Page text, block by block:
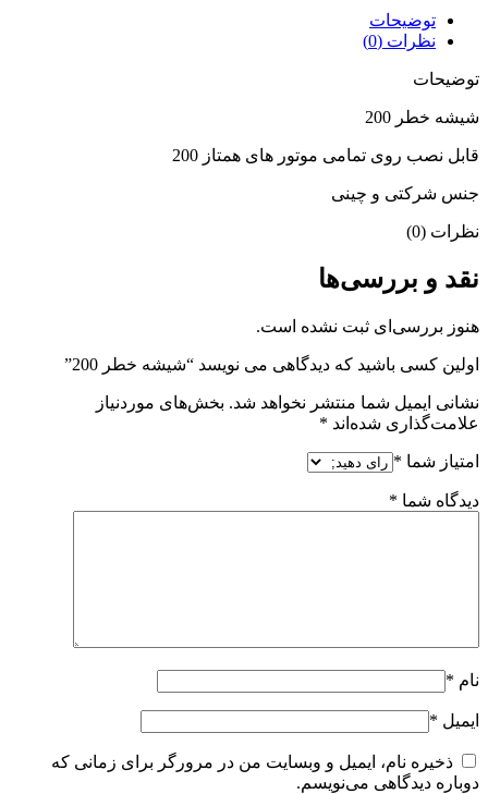
توضیحات
نظرات (0)
توضیحات
شیشه خطر 200
قابل نصب روی تمامی موتور های همتاز 200
جنس شرکتی و چینی
نظرات (0)
نقد و بررسی‌ها
هنوز بررسی‌ای ثبت نشده است.
اولین کسی باشید که دیدگاهی می نویسد “شیشه خطر 200”
نشانی ایمیل شما منتشر نخواهد شد. بخش‌های موردنیاز
علامت‌گذاری شده‌اند *
امتیاز شما *
دیدگاه شما *
نام *
ایمیل *
ذخیره نام، ایمیل و وبسایت من در مرورگر برای زمانی که
دوباره دیدگاهی می‌نویسم.